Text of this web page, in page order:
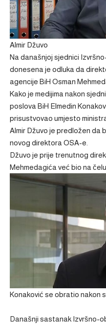
Almir Džuvo
Na današnjoj sjednici
donesena je odluka da
agencije BiH Osman
Kako je medijima nakon
poslova BiH Elmedin
prisustvovao umjesto
Almir Džuvo je predložen da
novog direktora OSA-e.
Džuvo je prije trenutnog
Mehmedagića već bio na
Konaković se obratio nakon
Današnji sastanak Izvršno-